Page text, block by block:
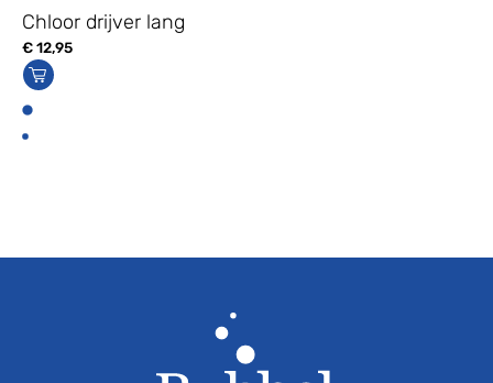
Chloor drijver lang
€12,95